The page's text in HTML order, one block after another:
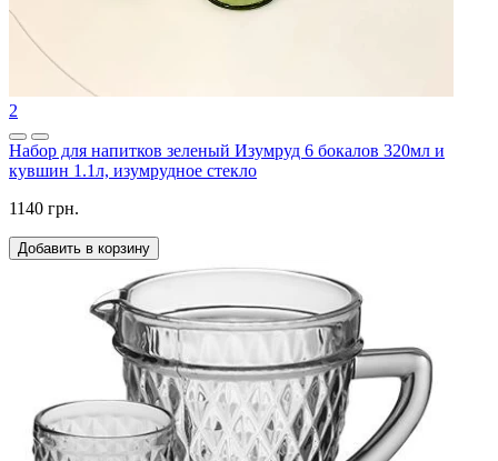
2
Набор для напитков зеленый Изумруд 6 бокалов 320мл и
кувшин 1.1л, изумрудное стекло
1140 грн.
Добавить в корзину